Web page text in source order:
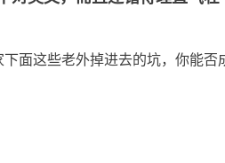
面这些老外掉进去的坑，你能否